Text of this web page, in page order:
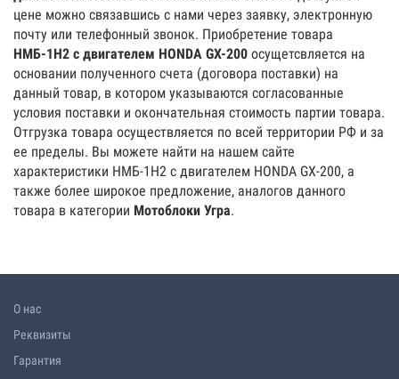
цене можно связавшись с нами через заявку, электронную
почту или телефонный звонок. Приобретение товара
НМБ-1Н2 с двигателем HONDA GX-200 осущетсвляется на
основании полученного счета (договора поставки) на
данный товар, в котором указываются согласованные
условия поставки и окончательная стоимость партии товара.
Отгрузка товара осуществляется по всей территории РФ и за
ее пределы. Вы можете найти на нашем сайте
характеристики НМБ-1Н2 с двигателем HONDA GX-200, а
также более широкое предложение, аналогов данного
товара в категории Мотоблоки Угра.
О нас
Реквизиты
Гарантия